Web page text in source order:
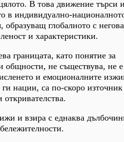
В това движение търси и
в индивидуално-
глобалното с
и характеристики.
границата, като понятие за
общности, не съществува, не е
и емоционалните
нации, са по-скоро
и взира с еднаква